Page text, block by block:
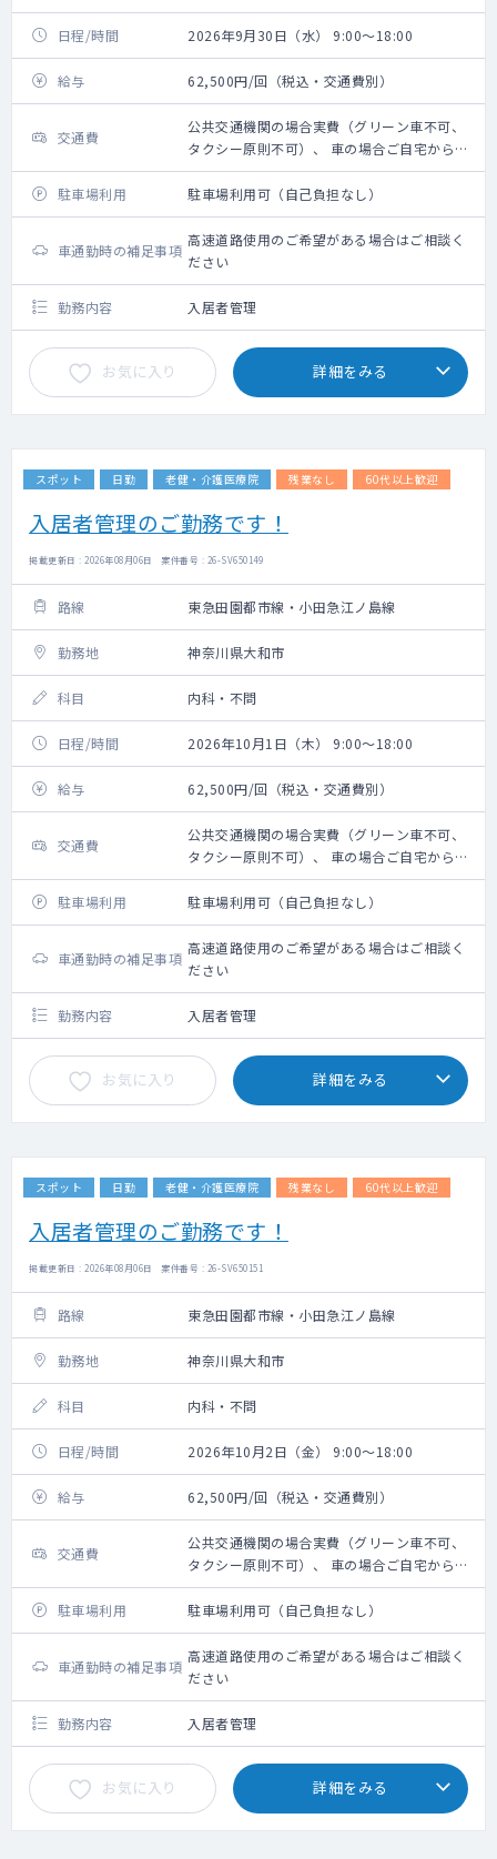
日程/時間 2026年9月30日（水） 9:00～18:00
給与 62,500円/回（税込・交通費別）
交通費
公共交通機関の場合実費（グリーン車不可、
タクシー原則不可）、 車の場合ご自宅からの
距離に応じ 規定に則り支給
駐車場利用
駐車場利用可（自己負担なし）
車通勤時の補足事項
高速道路使用のご希望がある場合はご相談く
ださい
勤務内容 入居者管理
お気に入り 詳細をみる
スポット 日勤 老健・介護医療院 残業なし 60代以上歓迎
入居者管理のご勤務です！
掲載更新日 : 2026年08月06日 案件番号 : 26-SV650149
路線 東急田園都市線・小田急江ノ島線
勤務地 神奈川県大和市
科目 内科・不問
日程/時間 2026年10月1日（木） 9:00～18:00
給与 62,500円/回（税込・交通費別）
交通費
公共交通機関の場合実費（グリーン車不可、
タクシー原則不可）、 車の場合ご自宅からの
距離に応じ 規定に則り支給
駐車場利用
駐車場利用可（自己負担なし）
車通勤時の補足事項
高速道路使用のご希望がある場合はご相談く
ださい
勤務内容 入居者管理
お気に入り 詳細をみる
スポット 日勤 老健・介護医療院 残業なし 60代以上歓迎
入居者管理のご勤務です！
掲載更新日 : 2026年08月06日 案件番号 : 26-SV650151
路線 東急田園都市線・小田急江ノ島線
勤務地 神奈川県大和市
科目 内科・不問
日程/時間 2026年10月2日（金） 9:00～18:00
給与 62,500円/回（税込・交通費別）
交通費
公共交通機関の場合実費（グリーン車不可、
タクシー原則不可）、 車の場合ご自宅からの
距離に応じ 規定に則り支給
駐車場利用
駐車場利用可（自己負担なし）
車通勤時の補足事項
高速道路使用のご希望がある場合はご相談く
ださい
勤務内容 入居者管理
お気に入り 詳細をみる